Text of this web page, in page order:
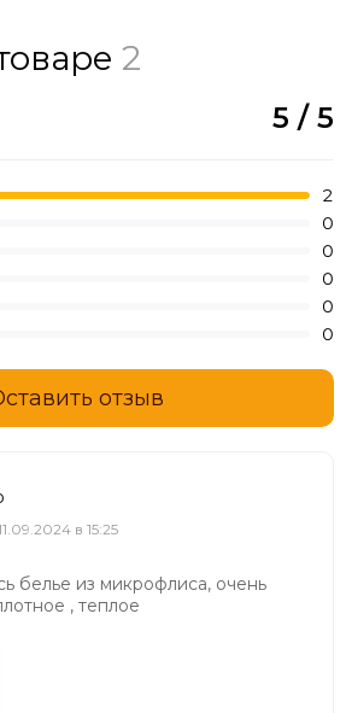
2
в 15:25
белье из микрофлиса, очень
, теплое
5 / 5
2
0
0
0
0
0
отзыв